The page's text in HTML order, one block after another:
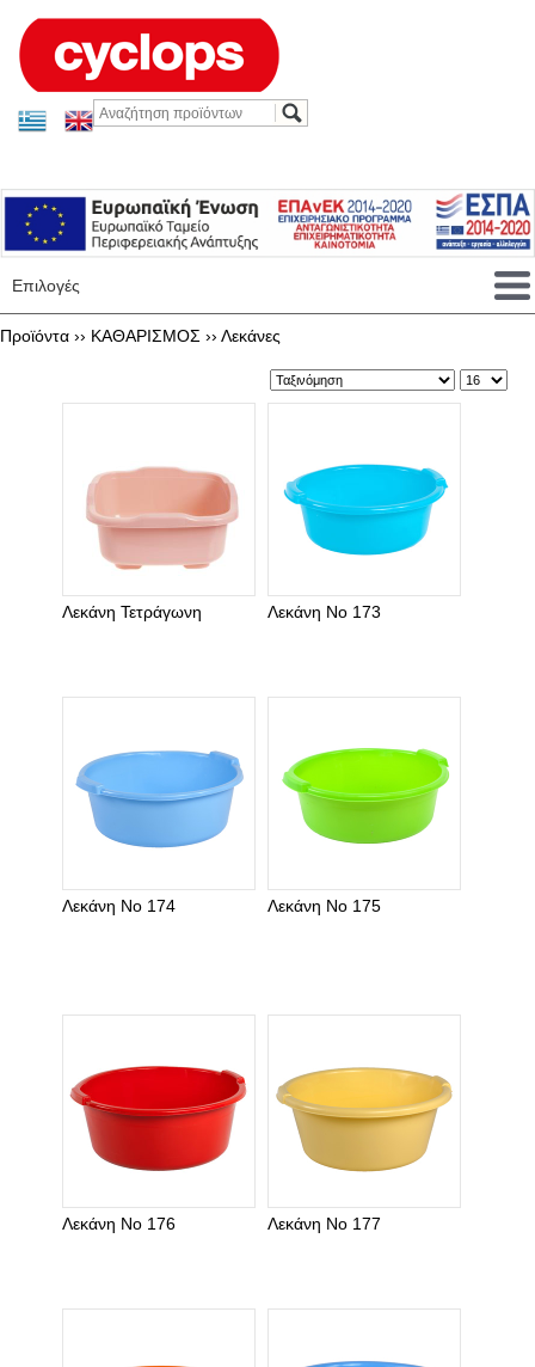
Επιλογές
Προϊόντα ›› ΚΑΘΑΡΙΣΜΟΣ ›› Λεκάνες
Λεκάνη Τετράγωνη Λεκάνη Νο 173
Λεκάνη Νο 174 Λεκάνη Νο 175
Λεκάνη Νο 176 Λεκάνη Νο 177